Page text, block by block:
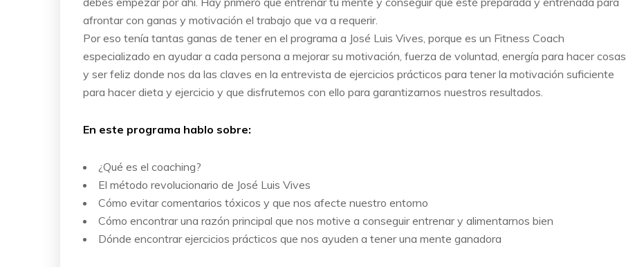
afrontar con ganas y motivación el trabajo que va a requerir.
Por eso tenía tantas ganas de tener en el programa a José Luis Vives, porque es un Fitness Coach
especializado en ayudar a cada persona a mejorar su motivación, fuerza de voluntad, energía para hacer cosas
y ser feliz donde nos da las claves en la entrevista de ejercicios prácticos para tener la motivación suficiente
para hacer dieta y ejercicio y que disfrutemos con ello para garantizarnos nuestros resultados.
En este programa hablo sobre:
¿Qué es el coaching?
El método revolucionario de José Luis Vives
Cómo evitar comentarios tóxicos y que nos afecte nuestro entorno
Cómo encontrar una razón principal que nos motive a conseguir entrenar y alimentarnos bien
Dónde encontrar ejercicios prácticos que nos ayuden a tener una mente ganadora